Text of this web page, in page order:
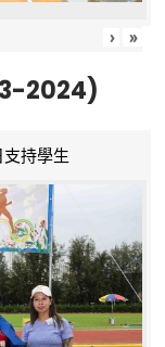
› »
2024)
持學生